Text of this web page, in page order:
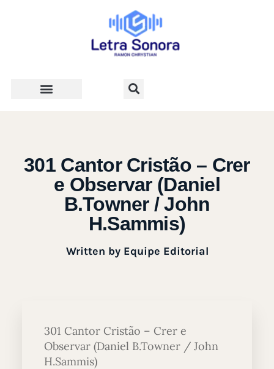
301 Cantor Cristão – Crer
e Observar (Daniel
B.Towner / John
H.Sammis)
Written byEquipe Editorial
301 Cantor Cristão – Crer e
Observar (Daniel B.Towner / John
H.Sammis)